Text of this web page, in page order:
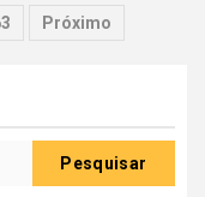
Próximo
Pesquisar